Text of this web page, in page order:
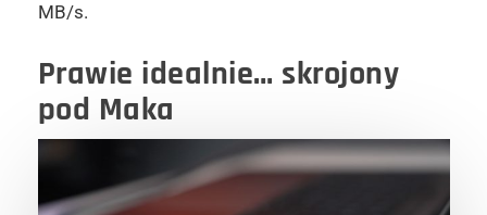
MB/s.
Prawie idealnie… skrojony
pod Maka